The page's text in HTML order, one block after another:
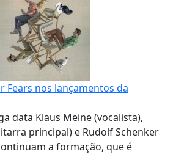
Fears nos lançamentos da
data Klaus Meine (vocalista),
principal) e Rudolf Schenker
a formação, que é